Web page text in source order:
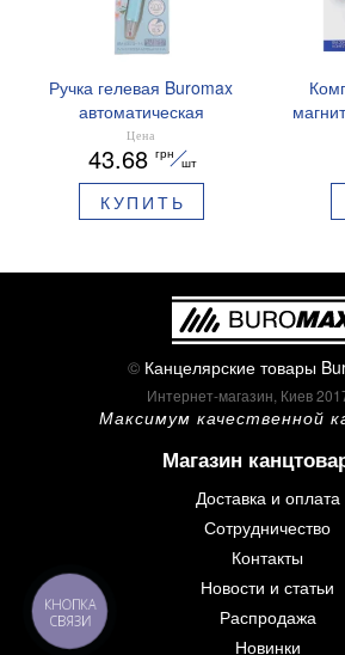
Ручка гелевая Buromax
автоматическая
ARABESKI 0.5 мм
ароматизированный грипп
синие чернила в блистере
BM.8379-02
Цена
43.68 грн
шт
КУПИТЬ
12
© Канцелярские товары
Интернет-магазин, Киев
Максимум качественной
Магазин
Доставка и оплата
Сотрудничество
Контакты
Новости и статьи
Распродажа
Новинки
КНОПКА
СВЯЗИ